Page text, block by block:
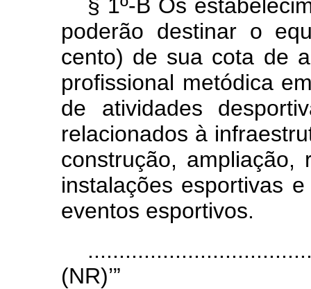
§ 1º-B Os
poderão destinar o
cento) de sua cota de
profissional metódica
de atividades
relacionados à
construção, ampliação,
instalações esportivas
eventos esportivos.
(NR)’”